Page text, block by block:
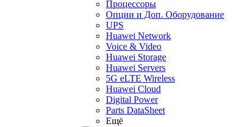
Процессоры
Опции и Доп. Оборудование
UPS
Huawei Network
Voice & Video
Huawei Storage
Huawei Servers
5G eLTE Wireless
Huawei Cloud
Digital Power
Parts DataSheet
Ещё